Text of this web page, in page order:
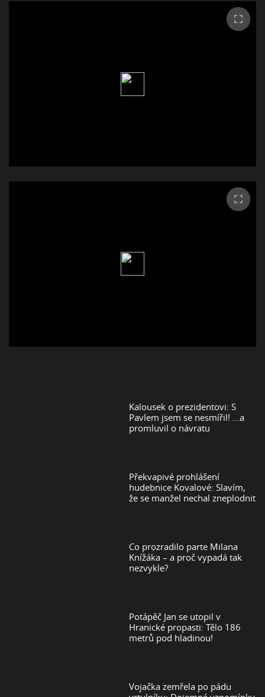
Kalousek o prezidentovi: S
Pavlem jsem se nesmířil! ...a
promluvil o návratu
Překvapivé prohlášení
hudebnice Kovalové: Slavím,
že se manžel nechal zneplodnit
Co prozradilo parte Milana
Knížáka – a proč vypadá tak
nezvykle?
Potápěč Jan se utopil v
Hranické propasti: Tělo 186
metrů pod hladinou!
Vojačka zemřela po pádu